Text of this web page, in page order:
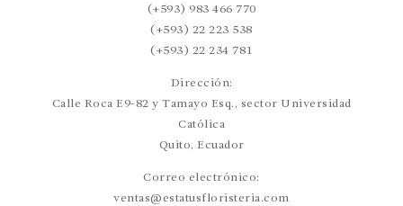
(+593) 983 466 770
(+593) 22 223 538
(+593) 22 234 781
Dirección:
Calle Roca E9-82 y Tamayo Esq., sector Universidad
Católica
Quito, Ecuador
Correo electrónico:
ventas@estatusfloristeria.com